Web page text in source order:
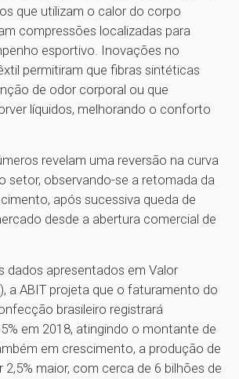
que utilizam o calor do corpo
compressões localizadas para
esportivo. Inovações no
permitiram que fibras sintéticas
de odor corporal ou que
líquidos, melhorando o conforto
revelam uma reversão na curva
setor, observando-se a retomada da
após sucessiva queda de
desde a abertura comercial de
dados apresentados em Valor
a ABIT projeta que o faturamento do
brasileiro registrará
em 2018, atingindo o montante de
em crescimento, a produção de
2,5% maior, com cerca de 6 bilhões de